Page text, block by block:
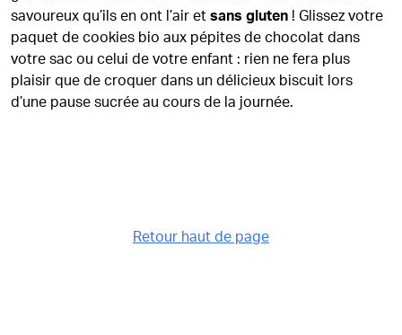
Retour haut de page
savoureux qu’ils en ont l’air et sans gluten ! Glissez votre
paquet de cookies bio aux pépites de chocolat dans
votre sac ou celui de votre enfant : rien ne fera plus
plaisir que de croquer dans un délicieux biscuit lors
d’une pause sucrée au cours de la journée.